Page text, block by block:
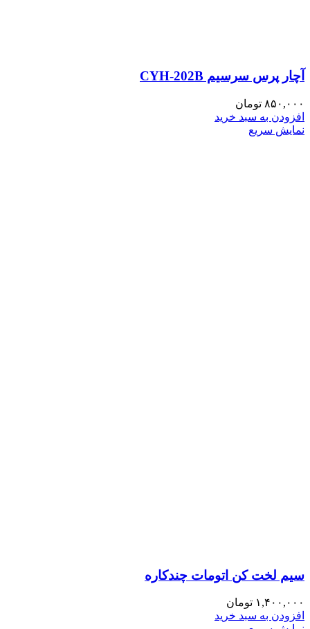
آچار پرس سرسیم CYH-202B
۸۵۰,۰۰۰ تومان
افزودن به سبد خرید
نمایش سریع
سیم لخت کن اتومات چندکاره
۱,۴۰۰,۰۰۰ تومان
افزودن به سبد خرید